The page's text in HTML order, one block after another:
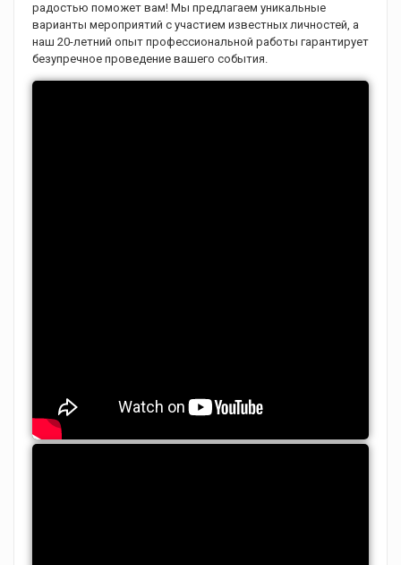
радостью поможет вам! Мы предлагаем уникальные
варианты мероприятий с участием известных личностей, а
наш 20-летний опыт профессиональной работы гарантирует
безупречное проведение вашего события.